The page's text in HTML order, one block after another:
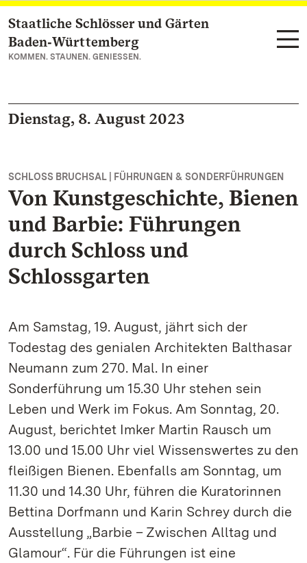
Zum Hauptinhalt springen
Staatliche Schlösser und Gärten
Baden‑Württemberg
KOMMEN. STAUNEN. GENIESSEN.
Dienstag, 8. August 2023
SCHLOSS BRUCHSAL | FÜHRUNGEN & SONDERFÜHRUNGEN
Von Kunstgeschichte, Bienen
und Barbie: Führungen
durch Schloss und
Schlossgarten
Am Samstag, 19. August, jährt sich der
Todestag des genialen Architekten Balthasar
Neumann zum 270. Mal. In einer
Sonderführung um 15.30 Uhr stehen sein
Leben und Werk im Fokus. Am Sonntag, 20.
August, berichtet Imker Martin Rausch um
13.00 und 15.00 Uhr viel Wissenswertes zu den
fleißigen Bienen. Ebenfalls am Sonntag, um
11.30 und 14.30 Uhr, führen die Kuratorinnen
Bettina Dorfmann und Karin Schrey durch die
Ausstellung „Barbie – Zwischen Alltag und
Glamour“. Für die Führungen ist eine